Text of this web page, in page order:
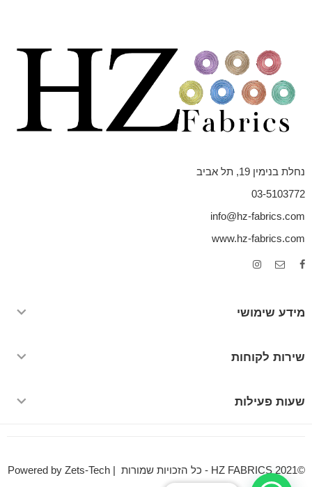
נחלת בנימין 19, תל אביב
03-5103772
info@hz-fabrics.com
www.hz-fabrics.com
מידע שימושי
שירות לקוחות
שעות פעילות
©HZ FABRICS 2021 - כל הזכויות שמורות | Powered by Zets-Tech